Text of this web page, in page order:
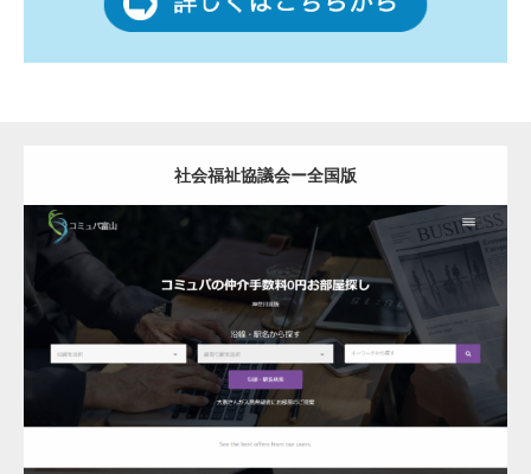
社会福祉協議会ー全国版
更新日： 2023.03.10
社会福祉協議会
詳細 検索サイト